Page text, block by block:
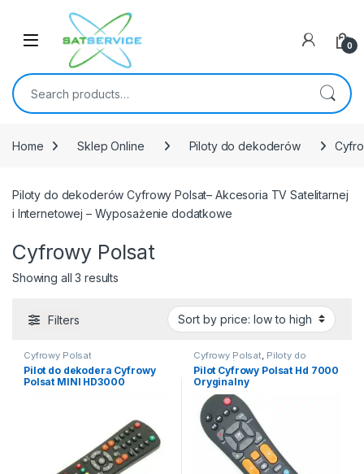
0
Search for:
Home Sklep Online Piloty do dekoderów
Piloty do dekoderów Cyfrowy Polsat– Akcesoria TV Satelitarnej
i Internetowej – Wyposażenie dodatkowe
Cyfrowy Polsat
Showing all 3 results
Filters
Cyfrowy Polsat
Pilot do dekodera Cyfrowy
Polsat MINI HD3000
Cyfrowy Polsat, Piloty do
dekoderów
Pilot Cyfrowy Polsat Hd 7000
Oryginalny